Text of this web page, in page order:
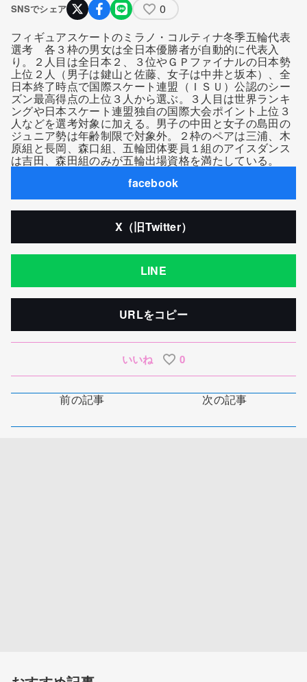
SNSでシェア
0
フィギュアスケートのミラノ・コルティナ冬季五輪代表
選考 各３枠の男女は全日本優勝者が自動的に代表入
り。２人目は全日本２、３位やＧＰファイナルの日本勢
上位２人（男子は鍵山と佐藤、女子は中井と坂本）、全
日本終了時点で国際スケート連盟（ＩＳＵ）公認のシー
ズン最高得点の上位３人から選ぶ。３人目は世界ランキ
ングや日本スケート連盟独自の国際大会ポイント上位３
人などを選考対象に加える。男子の中田と女子の島田の
ジュニア勢は年齢制限で対象外。２枠のペアは三浦、木
原組と長岡、森口組、五輪団体要員１組のアイスダンス
は吉田、森田組のみが五輪出場資格を満たしている。
facebook
X（旧Twitter）
LINE
URLをコピー
いいね 0
前の記事 次の記事